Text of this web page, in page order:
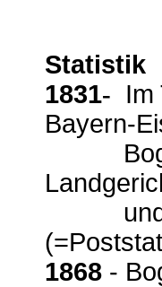
Statistik
1831- Im
Bayern-
und 10
1868 -